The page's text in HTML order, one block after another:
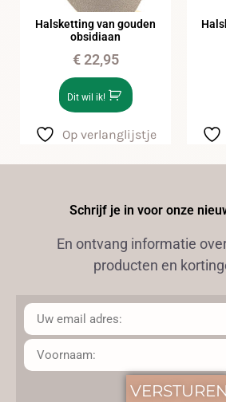
Halsketting van gouden
obsidiaan
€22,95
Dit wil ik!
Op verlanglijstje
Schrijf je in voor onze
En ontvang informatie
producten en
VERSTUREN